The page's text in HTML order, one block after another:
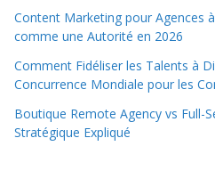
Content Marketing pour Agences
comme une Autorité en 2026
Comment Fidéliser les Talents à
Concurrence Mondiale pour les
Boutique Remote Agency vs Full-
Stratégique Expliqué